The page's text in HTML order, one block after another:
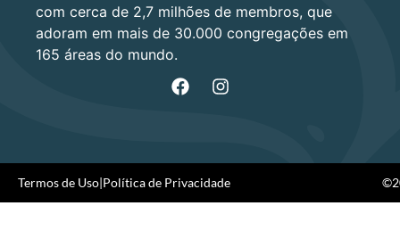
com cerca de 2,7 milhões de membros, que
adoram em mais de 30.000 congregações em
165 áreas do mundo.
Termos de Uso|Política de Privacidade